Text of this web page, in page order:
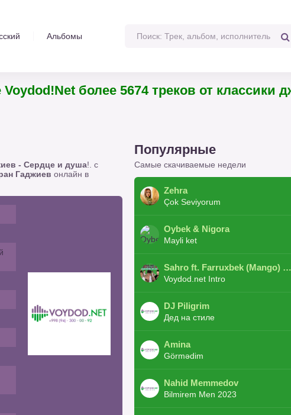
Альбомы
Voydod!Net более 5674 треков от классики
- Сердце и душа!. с
Гаджиев онлайн в
Популярные
Самые скачиваемые недели
Zehra
Çok Seviyorum
Oybek & Nigora
Mayli ket
Sahro ft. Farruxbek (Mango) ft. Shaxboz ft. Navruz and Zarba ft. DJ.JoHa
Voydod.net Intro
DJ Piligrim
Дед на стиле
Amina
Görmədim
Nahid Memmedov
Bilmirem Men 2023